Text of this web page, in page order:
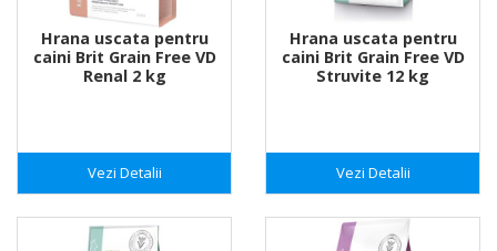
Hrana uscata pentru
caini Brit Grain Free VD
Renal 2 kg
Vezi Detalii
Hrana uscata pentru
caini Brit Grain Free VD
Struvite 12 kg
Vezi Detalii